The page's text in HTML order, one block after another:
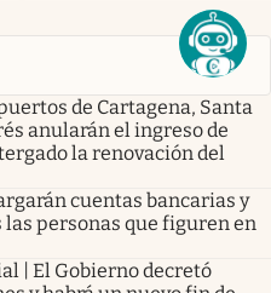
de Cartagena, Santa
anularán el ingreso de
la renovación del
cuentas bancarias y
personas que figuren en
| El Gobierno decretó